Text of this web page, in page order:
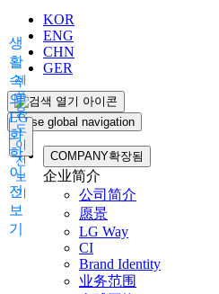
KOR
ENG
CHN
GER
Close global navigation
COMPANY확장됨
企业简介
公司简介
愿景
LG Way
CI
Brand Identity
业务范围
제
품
용
도
이
전
보
기
생
활
속
의
LG
화
학
이
전
보
기